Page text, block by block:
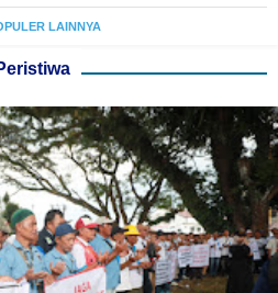
LAINNYA